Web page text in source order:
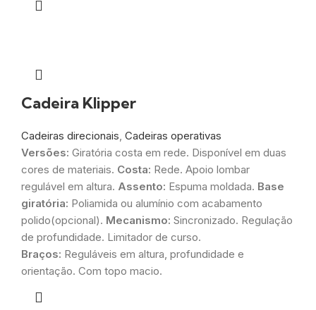
Cadeira Klipper
Cadeiras direcionais, Cadeiras operativas
Versões: Giratória costa em rede. Disponível em duas
cores de materiais. Costa: Rede. Apoio lombar
regulável em altura. Assento: Espuma moldada. Base
giratória: Poliamida ou alumínio com acabamento
polido(opcional). Mecanismo: Sincronizado. Regulação
de profundidade. Limitador de curso.
Braços: Reguláveis em altura, profundidade e
orientação. Com topo macio.